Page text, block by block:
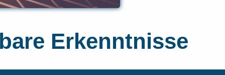
Erkenntnisse